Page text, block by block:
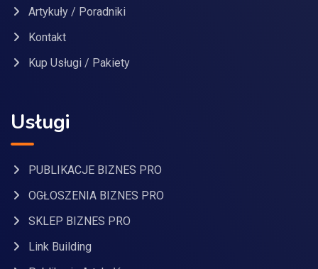
Artykuły / Poradniki
Kontakt
Kup Usługi / Pakiety
Usługi
PUBLIKACJE BIZNES PRO
OGŁOSZENIA BIZNES PRO
SKLEP BIZNES PRO
Link Building